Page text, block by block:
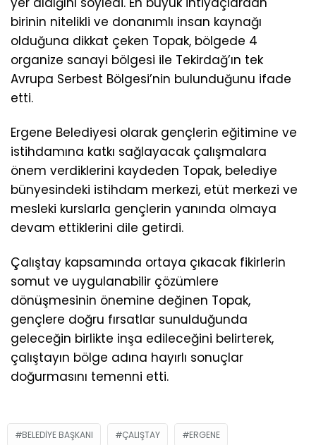
birinin nitelikli ve donanımlı insan kaynağı
olduğuna dikkat çeken Topak, bölgede 4
organize sanayi bölgesi ile Tekirdağ’ın tek
Avrupa Serbest Bölgesi’nin bulunduğunu ifade
etti.
Ergene Belediyesi olarak gençlerin eğitimine ve
istihdamına katkı sağlayacak çalışmalara
önem verdiklerini kaydeden Topak, belediye
bünyesindeki istihdam merkezi, etüt merkezi ve
mesleki kurslarla gençlerin yanında olmaya
devam ettiklerini dile getirdi.
Çalıştay kapsamında ortaya çıkacak fikirlerin
somut ve uygulanabilir çözümlere
dönüşmesinin önemine değinen Topak,
gençlere doğru fırsatlar sunulduğunda
geleceğin birlikte inşa edileceğini belirterek,
çalıştayın bölge adına hayırlı sonuçlar
doğurmasını temenni etti.
BELEDIYE BAŞKANI ÇALIŞTAY ERGENE